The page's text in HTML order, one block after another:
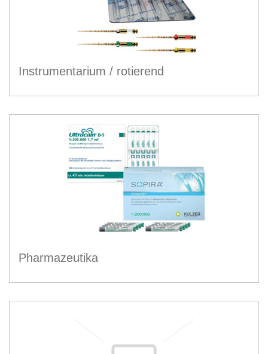
Instrumentarium / rotierend
Pharmazeutika